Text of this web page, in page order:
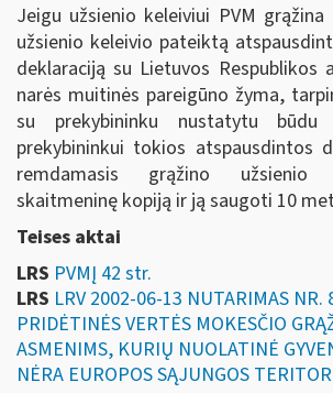
Jeigu užsienio keleiviui PVM
užsienio keleivio pateiktą
deklaraciją su Lietuvos Respublikos
narės muitinės pareigūno žyma,
su prekybininku nustatytu
prekybininkui tokios atspausdintos
remdamasis grąžino užsienio
skaitmeninę kopiją ir ją saugoti 10
Teises aktai
LRS PVMĮ 42 str.
LRS LRV 2002-06-13 NUTARIMAS NR.
PRIDĖTINĖS VERTĖS MOKESČIO
ASMENIMS, KURIŲ NUOLATINĖ
NĖRA EUROPOS SĄJUNGOS